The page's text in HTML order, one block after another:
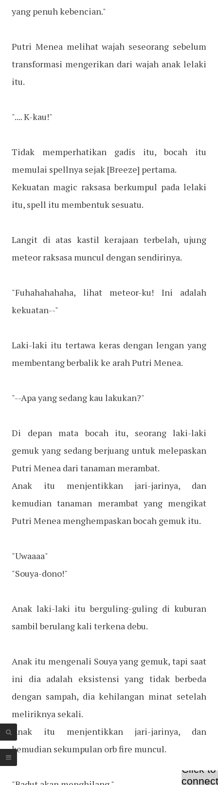
yang penuh kebencian."
Putri Menea melihat wajah seseorang sebelum
transformasi mengerikan dari wajah anak lelaki
itu.
".... K-kau!"
Tidak memperhatikan gadis itu, bocah itu
memulai spellnya sejak [Breeze] pertama.
Kekuatan magic raksasa berkumpul pada lelaki
itu, spell itu membentuk sesuatu.
Langit di atas kastil kerajaan terbelah, ujung
meteor raksasa muncul dengan sendirinya.
"Fuhahahahaha, lihat meteor-ku! Ini adalah
kekuatan--"
Laki-laki itu tertawa keras dengan lengan yang
membentang berbalik ke arah Putri Menea.
"--Apa yang sedang kau lakukan?"
Di depan mata bocah itu, seorang laki-laki
gemuk yang sedang berjuang untuk melepaskan
Putri Menea dari tanaman merambat.
Anak itu menjentikkan jari-jarinya, dan
kemudian tanaman merambat yang mengikat
Putri Menea menghempaskan bocah gemuk itu.
"Uwaaaa"
"Souya-dono!"
Anak laki-laki itu berguling-guling di kuburan
sambil berulang kali terkena debu.
Anak itu mengenali Souya yang gemuk, tapi saat
ini dia adalah eksistensi yang tidak berbeda
dengan sampah, dia kehilangan minat setelah
meliriknya sekali.
Anak itu menjentikkan jari-jarinya, dan
kemudian sekumpulan orb fire muncul.